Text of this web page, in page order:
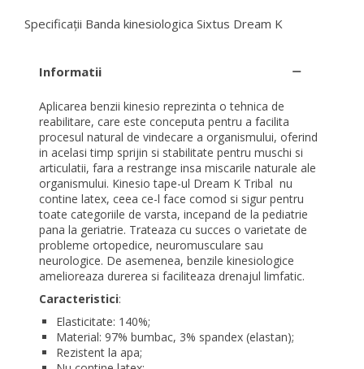
Specificații Banda kinesiologica Sixtus Dream K
Informatii
Aplicarea benzii kinesio reprezinta o tehnica de
reabilitare, care este conceputa pentru a facilita
procesul natural de vindecare a organismului, oferind
in acelasi timp sprijin si stabilitate pentru muschi si
articulatii, fara a restrange insa miscarile naturale ale
organismului. Kinesio tape-ul Dream K Tribal nu
contine latex, ceea ce-l face comod si sigur pentru
toate categoriile de varsta, incepand de la pediatrie
pana la geriatrie. Trateaza cu succes o varietate de
probleme ortopedice, neuromusculare sau
neurologice. De asemenea, benzile kinesiologice
amelioreaza durerea si faciliteaza drenajul limfatic.
Caracteristici:
Elasticitate: 140%;
Material: 97% bumbac, 3% spandex (elastan);
Rezistent la apa;